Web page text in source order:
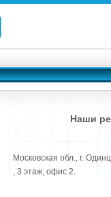
Наши
Московская обл., г.
, 3 этаж, офис 2.